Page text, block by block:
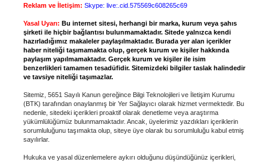
Reklam ve İletişim: Skype: live:.cid.575569c608265c69
Yasal Uyarı: Bu internet sitesi, herhangi bir marka, kurum veya şahıs
şirketi ile hiçbir bağlantısı bulunmamaktadır. Sitede yalnızca kendi
hazırladığımız makaleler paylaşılmaktadır. Burada yer alan içerikler
haber niteliği taşımamakta olup, gerçek kurum ve kişiler hakkında
paylaşım yapılmamaktadır. Gerçek kurum ve kişiler ile isim
benzerlikleri tamamen tesadüfidir. Sitemizdeki bilgiler taslak halindedir
ve tavsiye niteliği taşımazlar.
Sitemiz, 5651 Sayılı Kanun gereğince Bilgi Teknolojileri ve İletişim Kurumu
(BTK) tarafından onaylanmış bir Yer Sağlayıcı olarak hizmet vermektedir. Bu
nedenle, sitedeki içerikleri proaktif olarak denetleme veya araştırma
yükümlülüğümüz bulunmamaktadır. Ancak, üyelerimiz yazdıkları içeriklerin
sorumluluğunu taşımakta olup, siteye üye olarak bu sorumluluğu kabul etmiş
sayılırlar.
Hukuka ve yasal düzenlemelere aykırı olduğunu düşündüğünüz içerikleri,